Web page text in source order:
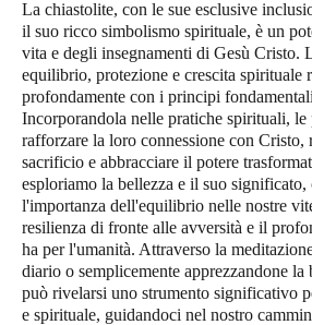
La chiastolite, con le sue esclusive
il suo ricco simbolismo spirituale, è un
vita e degli insegnamenti di Gesù Cristo.
equilibrio, protezione e crescita spirituale
profondamente con i principi
Incorporandola nelle pratiche spirituali, le
rafforzare la loro connessione con Cristo,
sacrificio e abbracciare il potere
esploriamo la bellezza e il suo significato,
l'importanza dell'equilibrio nelle nostre
resilienza di fronte alle avversità e il
ha per l'umanità. Attraverso la
diario o semplicemente apprezzandone la
può rivelarsi uno strumento significativo
e spirituale, guidandoci nel nostro